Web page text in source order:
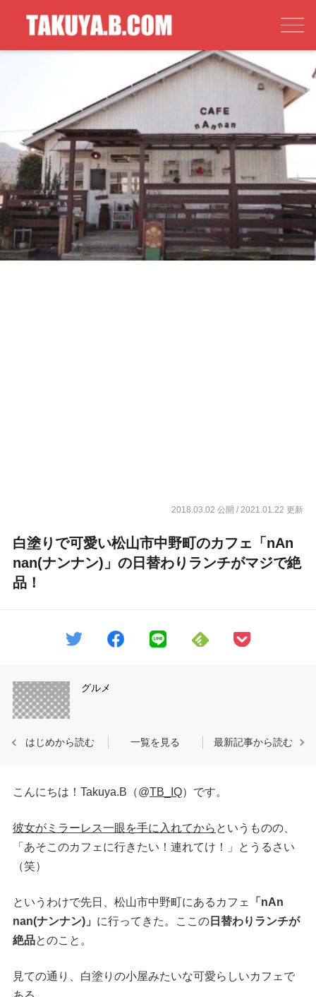
2018.03.02 公開/ 2021.01.22 更新
白塗りで可愛い松山市中野町のカフェ「nAn
nan(ナンナン)」の日替わりランチがマジで絶
品！
グルメ
はじめから読む 一覧を見る 最新記事から読む
こんにちは！Takuya.B（@TB_IQ）です。
彼女がミラーレス一眼を手に入れてから というものの、
「あそこのカフェに行きたい！連れてけ！」とうるさい
（笑）
というわけで先日、松山市中野町にあるカフェ
「nAn
nan(ナンナン)」 に行ってきた。ここの日替わりランチが
絶品とのこと。
見ての通り、白塗りの小屋みたいな可愛らしいカフェで